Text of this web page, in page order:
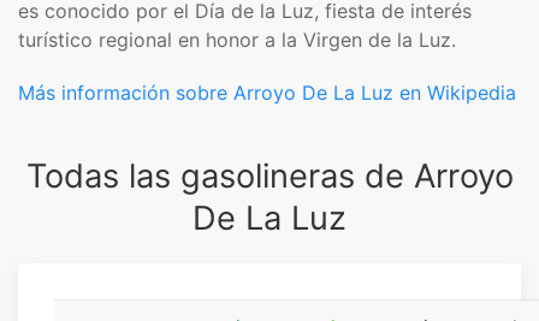
es conocido por el Día de la Luz, fiesta de interés
turístico regional en honor a la Virgen de la Luz.
Más información sobre Arroyo De La Luz en Wikipedia
Todas las gasolineras de Arroyo
De La Luz